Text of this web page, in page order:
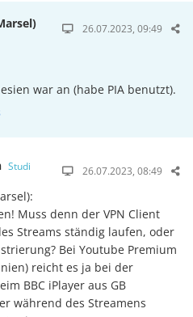
26.07.2023, 09:49
war an (habe PIA benutzt).
Studi 26.07.2023, 08:49
Muss denn der VPN Client
Streams ständig laufen, oder
Bei Youtube Premium
reicht es ja bei der
BBC iPlayer aus GB
während des Streamens